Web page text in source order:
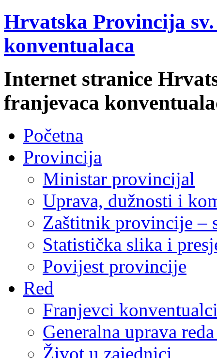
Hrvatska Provincija
konventualaca
Internet stranice
franjevaca
Početna
Provincija
Ministar provincijal
Uprava, dužnosti i
Zaštitnik provincije –
Statistička slika i
Povijest provincije
Red
Franjevci
Generalna uprava
Život u zajednici